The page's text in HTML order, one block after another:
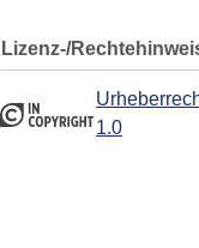
Lizenz-/
1.0